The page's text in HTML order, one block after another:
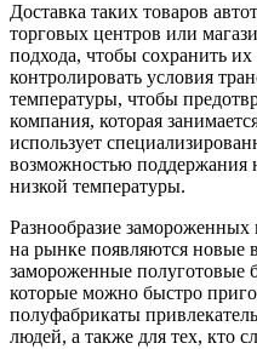
Доставка таких товаров
торговых центров или
подхода, чтобы сохранить
контролировать условия
температуры, чтобы
компания, которая
использует
возможностью поддержания
низкой температуры.
Разнообразие замороженных
на рынке появляются новые
замороженные полуготовые
которые можно быстро
полуфабрикаты
людей, а также для тех, кто